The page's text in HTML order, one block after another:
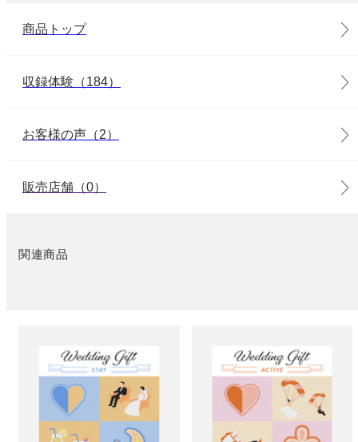
商品トップ
収録体験（184）
お客様の声（2）
販売店舗（0）
関連商品